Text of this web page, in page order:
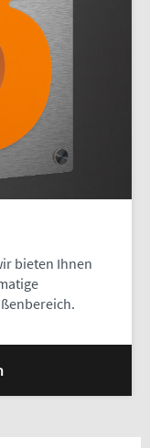
bieten Ihnen